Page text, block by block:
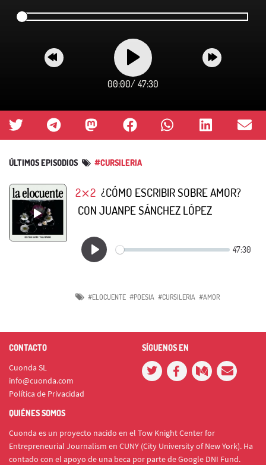
00:00/ 47:30
ÚLTIMOS EPISODIOS #CURSILERIA
2⨯2 ¿CÓMO ESCRIBIR SOBRE AMOR?
CON JUANPE SÁNCHEZ LÓPEZ
#ELOCUENTE #POESIA #CURSILERIA #AMOR
CONTACTO
Cuonda SL
info@cuonda.com
Política de Privacidad
SÍGUENOS EN
QUIÉNES SOMOS
Cuonda es un proyecto nacido en el Tow Knight Center for
Entrepreneurial Journalism en CUNY (City University of New York). Ha
contado con el apoyo de una beca por parte de Google DNI Fund.